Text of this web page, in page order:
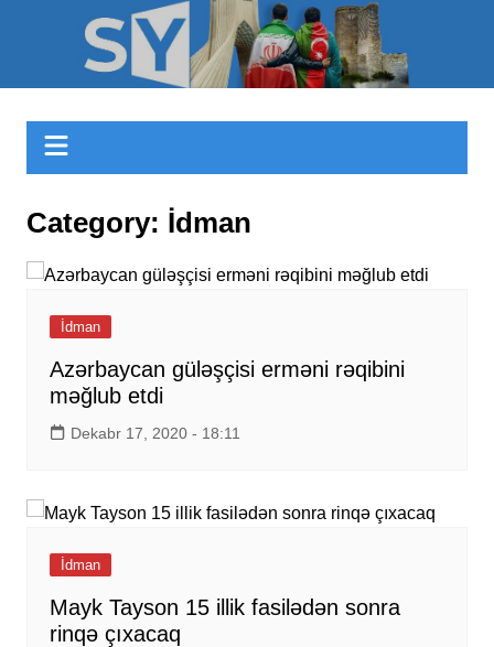
Sizinyol.org
Category: İdman
İdman
Azərbaycan güləşçisi erməni rəqibini
məğlub etdi
Dekabr 17, 2020 - 18:11
İdman
Mayk Tayson 15 illik fasilədən sonra
rinqə çıxacaq